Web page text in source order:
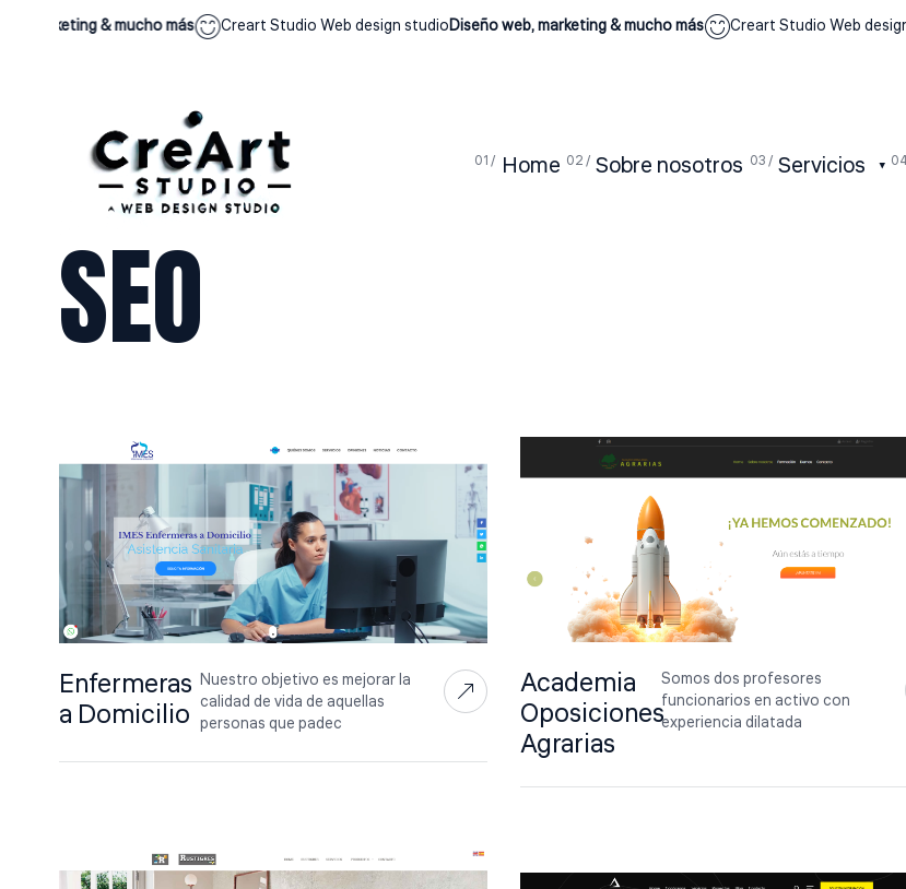
& mucho más Creart Studio Web design studioDiseño web, marketing & mucho más Creart Studio Web design
Home Sobre nosotros Servicios
SEO
Enfermeras
a Domicilio
Nuestro objetivo es mejorar la
calidad de vida de aquellas
personas que padec
Academia
Oposiciones
Agrarias
Somos dos profesores
funcionarios en activo con
experiencia dilatada